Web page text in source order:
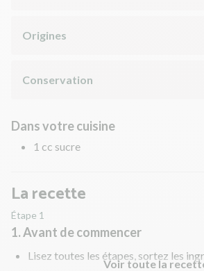
Origines
Conservation
Dans votre cuisine
1 cc sucre
La recette
Étape 1
1. Avant de commencer
Lisez toutes les étapes, sortez les
Voir toute la